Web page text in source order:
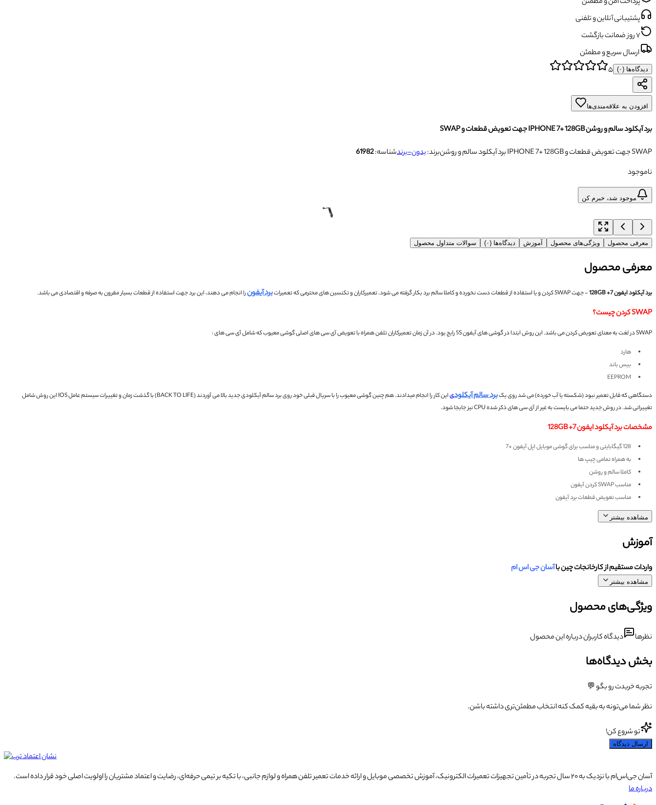
پشتیبانی آنلاین و تلفنی
۷ روز ضمانت بازگشت
ارسال سریع و مطمئن
دیدگاه‌ها (۰) ۵
افزودن به علاقه‌مندی‌ها
برد آیکلود سالم و روشن IPHONE 7+ 128GB جهت تعویض قطعات و SWAP
برد آیکلود سالم و روشن IPHONE 7+ 128GB جهت تعویض قطعات و SWAP
برند:بدون-برندشناسه:61982
ناموجود
موجود شد، خبرم کن
معرفی محصول ویژگی‌های محصول آموزش دیدگاه‌ها (۰) سوالات متداول محصول
معرفی محصول
برد آیکلود ایفون 7+ 128GB - جهت SWAP کردن و یا استفاده از قطعات دست نخورده و کاملا سالم برد بکار گرفته می شود. تعمیرکاران و تکنسین های محترمی که تعمیراتبرد آیفونرا انجام می دهند، این برد جهت استفاده از قطعات بسیار مقرون به صرفه و اقتصادی می باشد.
SWAP کردن چیست؟
SWAP در لغت به معنای تعویض کردن می باشد. این روش ابتدا در گوشی های آیفون 5S رایج بود.
در آن زمان تعمیرکاران تلفن همراه با تعویض آی سی های اصلی گوشی معیوب که شامل آی سی های :
هارد
بیس باند
EEPROM
دستگاهی که قابل تعمیر نبود (شکسته یا آب خورده) می شد روی یکبرد سالم آیکلودیاین کار را انجام میدادند.هم چنین گوشی معیوب را با سریال قبلی خود روی برد سالم آیکلودی جدید بالا می آوردند (BACK TO LIFE)
با گذشت زمان و تغییرات سیستم عامل IOS این روش شامل
تغییراتی شد.در روش جدید حتما می بایست به غیر از آی سی های ذکر شده CPU نیز جابجا شود.
مشخصات برد آیکلود ایفون 7+ 128GB
128 گیگابایتی و مناسب برای گوشی موبایل اپل آیفون +7
به همراه تمامی چیپ ها
کاملا سالم و روشن
مناسب SWAP کردن آیفون
مناسب تعویض قطعات برد آیفون
مشاهده بیشتر
آموزش
واردات مستقیم از کارخانجات چین باآسان جی اس ام
مشاهده بیشتر
ویژگی‌های محصول
نظرها دیدگاه کاربران درباره این محصول
بخش دیدگاه‌ها
تجربه خریدت رو بگو 💬
نظر شما می‌تونه به بقیه کمک کنه انتخاب مطمئن‌تری داشته باشن.
تو شروع کن!
ارسال دیدگاه
آسان جی‌اس‌ام با نزدیک به ۲۰ سال تجربه در تأمین تجهیزات تعمیرات الکترونیک، آموزش تخصصی موبایل و ارائه خدمات تعمیر تلفن همراه و لوازم جانبی، با تکیه بر تیمی حرفه‌ای، رضایت و اعتماد مشتریان را اولویت اصلی خود قرار داده است.
درباره ما